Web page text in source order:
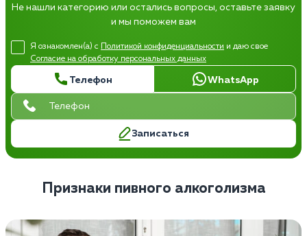
Не нашли категорию или остались вопросы, оставьте заявку
и мы поможем вам
Телефон WhatsApp
Я ознакомлен(а) с Политикой конфиденциальности и даю свое
Согласие на обработку персональных данных
Записаться
Признаки пивного алкоголизма